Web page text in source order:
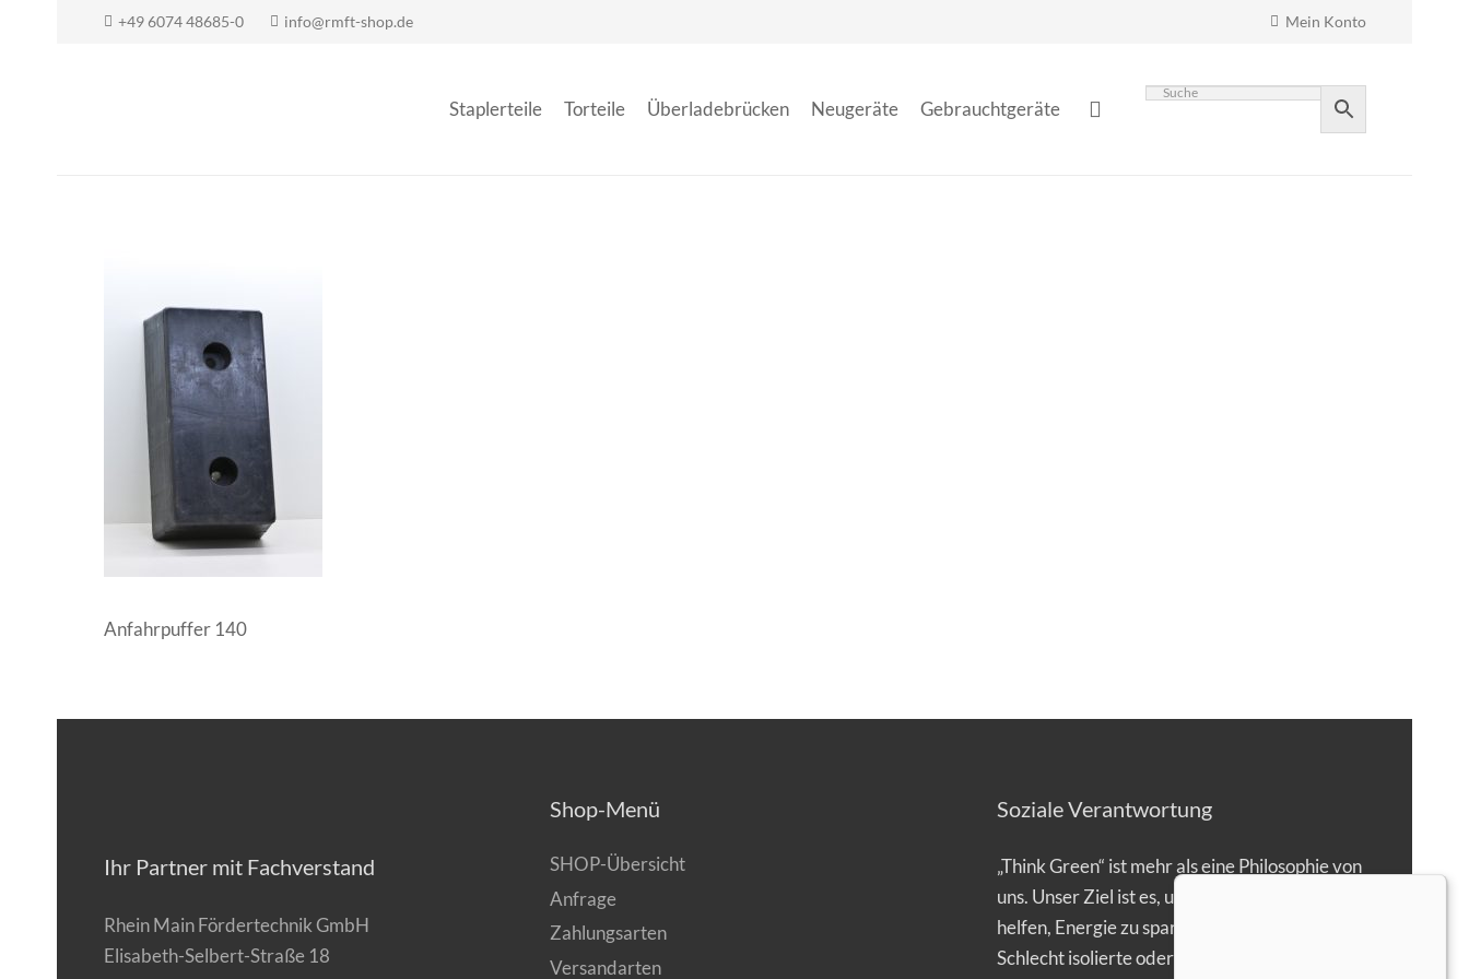
+49 6074 48685-0 info@rmft-shop.de Mein Konto
Staplerteile Torteile Überladebrücken Neugeräte Gebrauchtgeräte
Anfahrpuffer 140
Ihr Partner mit Fachverstand
Rhein Main Fördertechnik GmbH
Elisabeth-Selbert-Straße 18
Shop-Menü
SHOP-Übersicht
Anfrage
Zahlungsarten
Versandarten
Soziale Verantwortung
„Think Green“ ist mehr als eine Philosophie von
uns. Unser Ziel ist es, unseren Kunden zu
helfen, Energie zu sparen.
Schlecht isolierte oder gar offen stehende